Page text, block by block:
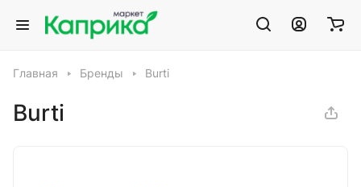
Главная Бренды Burti
Burti